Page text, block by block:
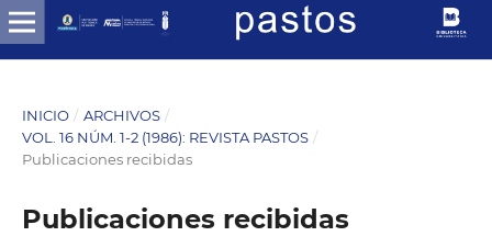
INICIO / ARCHIVOS /
VOL. 16 NÚM. 1-2 (1986): REVISTA PASTOS /
Publicaciones recibidas
Publicaciones recibidas